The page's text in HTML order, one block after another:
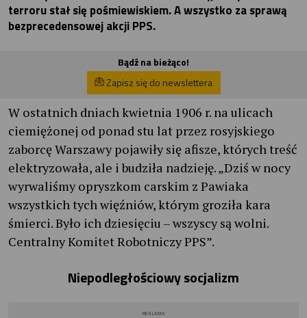
terroru stał się pośmiewiskiem. A wszystko za sprawą
bezprecedensowej akcji PPS.
Bądź na bieżąco!
Zapisz się do newslettera
W ostatnich dniach kwietnia 1906 r. na ulicach
ciemiężonej od ponad stu lat przez rosyjskiego
zaborcę Warszawy pojawiły się afisze, których treść
elektryzowała, ale i budziła nadzieję. „Dziś w nocy
wyrwaliśmy opryszkom carskim z Pawiaka
wszystkich tych więźniów, którym groziła kara
śmierci. Było ich dziesięciu – wszyscy są wolni.
Centralny Komitet Robotniczy PPS”.
Niepodległościowy socjalizm
REKLAMA